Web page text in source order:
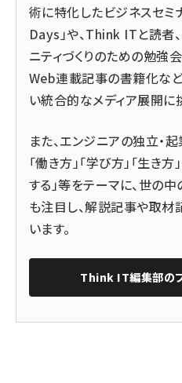
術に特化したビジネスセ
Days」や、Think ITと読者
ニティづくりのための勉強
Web連載記事の書籍化など
い統合的なメディア展開に
また、エンジニアの独立・
「働き方」「学び方」「生き
する」等をテーマに、世の
も注目し、解説記事や取
います。
Think IT編集部の